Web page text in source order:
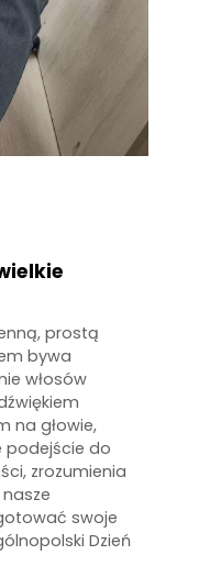
prostą
bywa
włosów
na głowie,
podejście do
zrozumienia
swoje
Dzień